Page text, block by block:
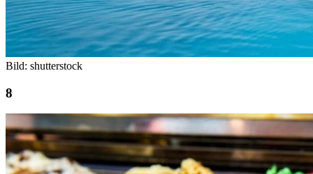
Bild: shutterstock